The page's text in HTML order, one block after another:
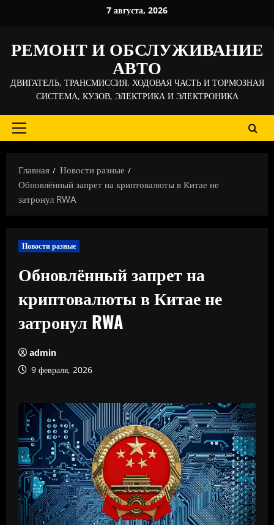
7 августа, 2026
РЕМОНТ И ОБСЛУЖИВАНИЕ
АВТО
ДВИГАТЕЛЬ, ТРАНСМИССИЯ, ХОДОВАЯ ЧАСТЬ И ТОРМОЗНАЯ
СИСТЕМА, КУЗОВ, ЭЛЕКТРИКА И ЭЛЕКТРОНИКА
Основное
Главная
Новости разные
Обновлённый запрет на криптовалюты в Китае не
затронул RWA
Новости разные
Обновлённый запрет на
криптовалюты в Китае не
затронул RWA
admin
9 февраля, 2026